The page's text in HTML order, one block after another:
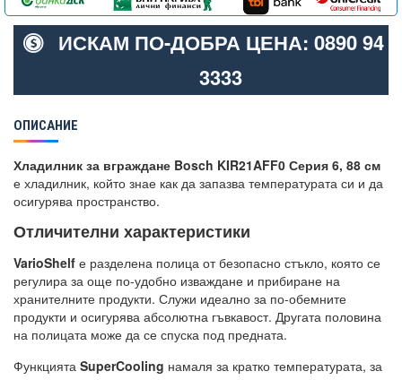
ИСКАМ ПО-ДОБРА ЦЕНА: 0890 94
3333
ОПИСАНИЕ
Хладилник за вграждане Bosch KIR21AFF0 Серия 6, 88 см
е хладилник, който знае как да запазва температурата си и да
осигурява пространство.
Отличителни характеристики
VarioShelf е разделена полица от безопасно стъкло, която се
регулира за още по-удобно изваждане и прибиране на
хранителните продукти. Служи идеално за по-обемните
продукти и осигурява абсолютна гъвкавост. Другата половина
на полицата може да се спуска под предната.
Функцията SuperCooling намаля за кратко температурата, за